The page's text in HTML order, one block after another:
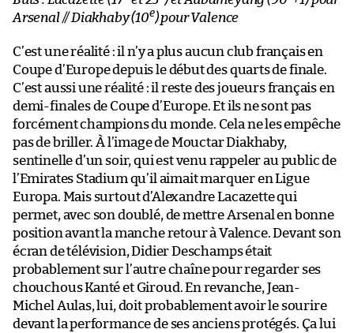
Arsenal // Diakhaby (10e) pour Valence
C’est une réalité : il n’y a plus aucun club français en
Coupe d’Europe depuis le début des quarts de finale.
C’est aussi une réalité : il reste des joueurs français en
demi-finales de Coupe d’Europe. Et ils ne sont pas
forcément champions du monde. Cela ne les empêche
pas de briller. À l’image de Mouctar Diakhaby,
sentinelle d’un soir, qui est venu rappeler au public de
l’Emirates Stadium qu’il aimait marquer en Ligue
Europa. Mais surtout d’Alexandre Lacazette qui
permet, avec son doublé, de mettre Arsenal en bonne
position avant la manche retour à Valence. Devant son
écran de télévision, Didier Deschamps était
probablement sur l’autre chaîne pour regarder ses
chouchous Kanté et Giroud. En revanche, Jean-
Michel Aulas, lui, doit probablement avoir le sourire
devant la performance de ses anciens protégés. Ça lui